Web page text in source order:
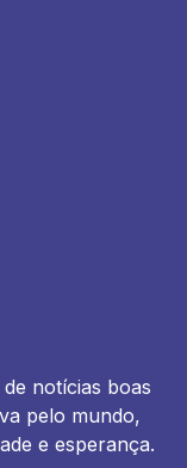
notícias boas
pelo mundo,
e esperança.